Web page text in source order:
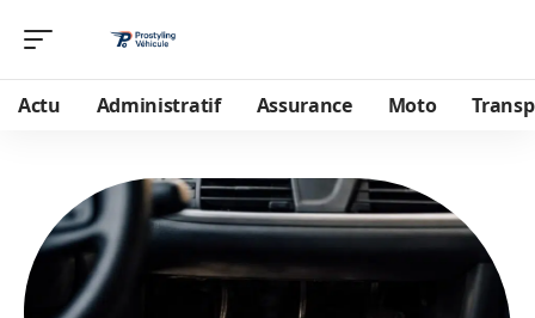
Actu Administratif Assurance Moto